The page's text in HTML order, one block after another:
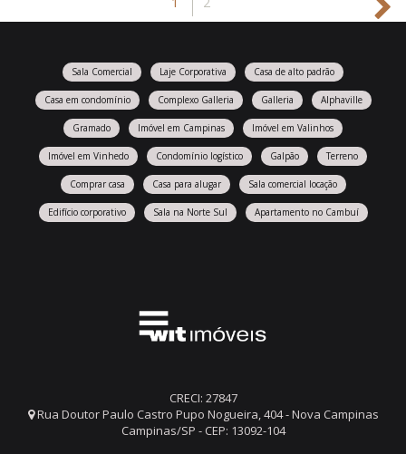
Sala Comercial Laje Corporativa Casa de alto padrão
Casa em condomínio Complexo Galleria Galleria Alphaville
Gramado Imóvel em Campinas Imóvel em Valinhos
Imóvel em Vinhedo Condomínio logístico Galpão Terreno
Comprar casa Casa para alugar Sala comercial locação
Edifício corporativo Sala na Norte Sul Apartamento no Cambuí
CRECI: 27847
Rua Doutor Paulo Castro Pupo Nogueira, 404 - Nova Campinas
Campinas/SP - CEP: 13092-104